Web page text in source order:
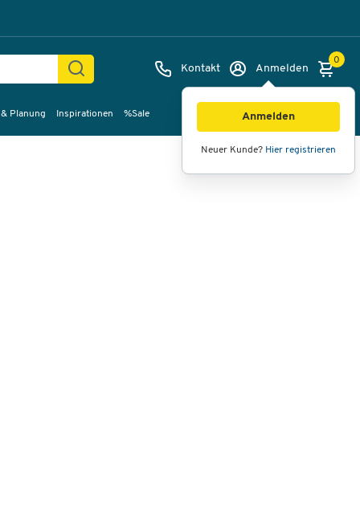
Kontakt Anmelden
Anmelden
Neuer Kunde? Hier registrieren
0
Planung Inspirationen %Sale
Bilder Videos 360°-Ansicht